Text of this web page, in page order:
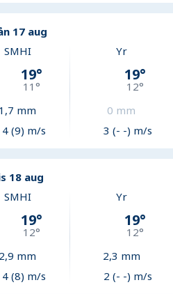
17 aug
SMHI
19°
11 °
1,7 mm
4 (9) m/s
Yr
19°
12°
0 mm
3 (- -) m/s
18 aug
SMHI
19°
12°
2,9 mm
4 (8) m/s
Yr
19°
12°
2,3 mm
2 (- -) m/s